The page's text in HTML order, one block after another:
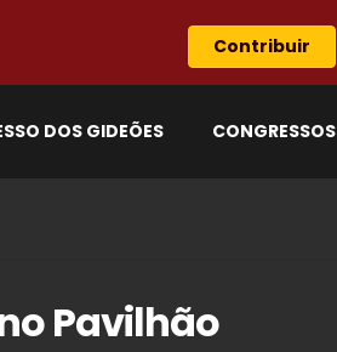
Contribuir
DOS GIDEÕES CONGRESSOS
Pavilhão